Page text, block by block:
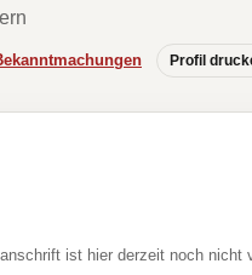
Profil
ist hier derzeit noch nicht